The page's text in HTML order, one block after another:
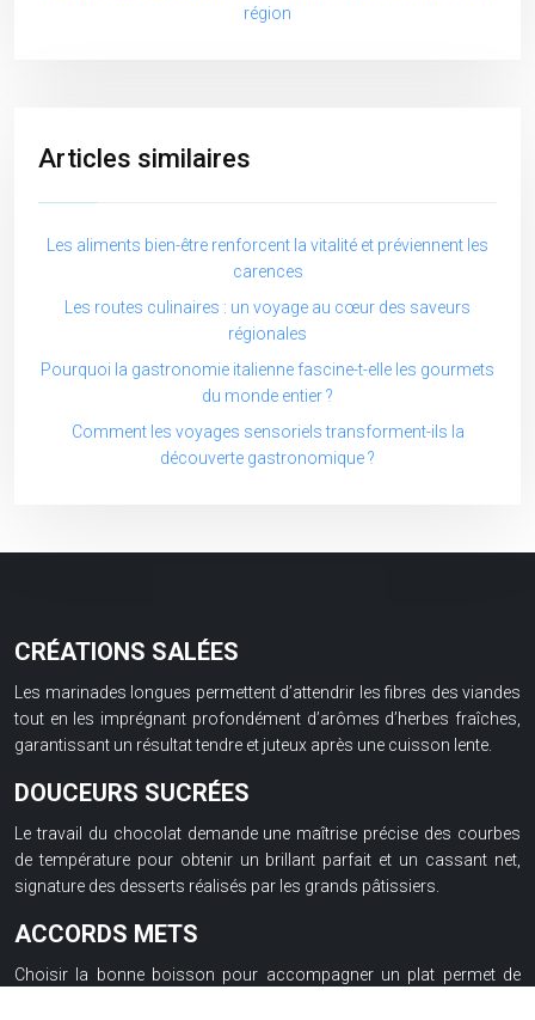
région
Articles similaires
Les aliments bien-être renforcent la vitalité et préviennent les
carences
Les routes culinaires : un voyage au cœur des saveurs
régionales
Pourquoi la gastronomie italienne fascine-t-elle les gourmets
du monde entier ?
Comment les voyages sensoriels transforment-ils la
découverte gastronomique ?
CRÉATIONS SALÉES
Les marinades longues permettent d’attendrir les fibres des viandes
tout en les imprégnant profondément d’arômes d’herbes fraîches,
garantissant un résultat tendre et juteux après une cuisson lente.
DOUCEURS SUCRÉES
Le travail du chocolat demande une maîtrise précise des courbes
de température pour obtenir un brillant parfait et un cassant net,
signature des desserts réalisés par les grands pâtissiers.
ACCORDS METS
Choisir la bonne boisson pour accompagner un plat permet de